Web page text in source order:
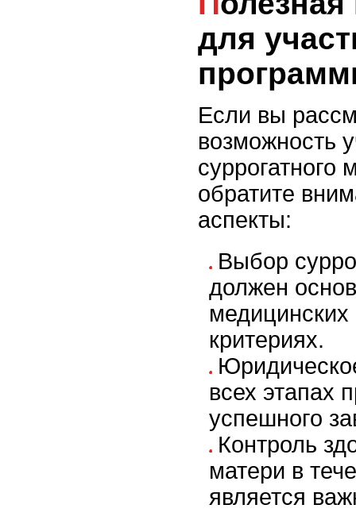
для
Если вы
возможность
суррогатного
обратите
аспекты:
Выбор
должен
медицинских
критериях.
всех этапах
успешного
Контроль
матери в
является